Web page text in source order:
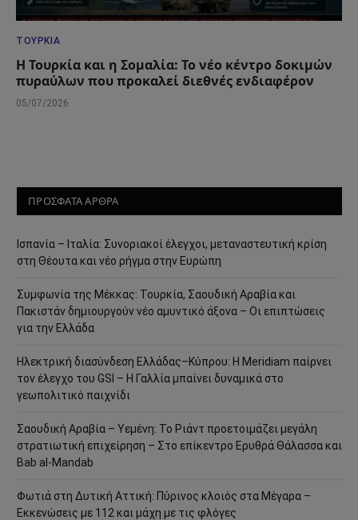
ΤΟΥΡΚΊΑ
Η Τουρκία και η Σομαλία: Το νέο κέντρο δοκιμών
πυραύλων που προκαλεί διεθνές ενδιαφέρον
05/07/2026
ΠΡΟΣΦΑΤΑ ΑΡΘΡΑ
Ισπανία – Ιταλία: Συνοριακοί έλεγχοι, μεταναστευτική κρίση
στη Θέουτα και νέο ρήγμα στην Ευρώπη
Συμφωνία της Μέκκας: Τουρκία, Σαουδική Αραβία και
Πακιστάν δημιουργούν νέο αμυντικό άξονα – Οι επιπτώσεις
για την Ελλάδα
Ηλεκτρική διασύνδεση Ελλάδας–Κύπρου: Η Meridiam παίρνει
τον έλεγχο του GSI – Η Γαλλία μπαίνει δυναμικά στο
γεωπολιτικό παιχνίδι
Σαουδική Αραβία – Υεμένη: Το Ριάντ προετοιμάζει μεγάλη
στρατιωτική επιχείρηση – Στο επίκεντρο Ερυθρά Θάλασσα και
Bab al-Mandab
Φωτιά στη Δυτική Αττική: Πύρινος κλοιός στα Μέγαρα –
Εκκενώσεις με 112 και μάχη με τις φλόγες